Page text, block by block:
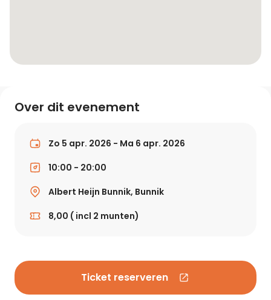
Over dit evenement
Zo 5 apr. 2026 - Ma 6 apr. 2026
10:00 - 20:00
Albert Heijn Bunnik, Bunnik
8,00 ( incl 2 munten)
Ticket reserveren